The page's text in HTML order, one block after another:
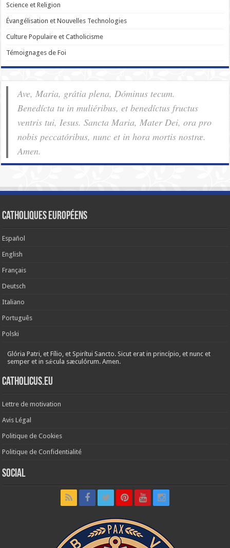
Science et Religion
Évangélisation et Nouvelles Technologies
Culture Populaire et Catholicisme
Témoignages de Foi
Ave, Maria, grátia plena, Dóminus tecum.
Benedícta tu in muliéribus, et benedíctus fructus
ventris tui, Iesus. Sancta Maria, Mater Dei, ora pro
nobis pec­ca­tóribus, nunc et in hora mortis nostræ.
Amen.
Catholiques européens
Español
English
Français
Deutsch
Italiano
Português
Polski
Glória Patri, et Fílio, et Spirítui Sancto. Sicut erat in princípio, et nunc et
semper et in sǽcula sæculórum. Amen.
Catholicus.eu
Lettre de motivation
Avis Légal
Politique de Cookies
Politique de Confidentialité
Social